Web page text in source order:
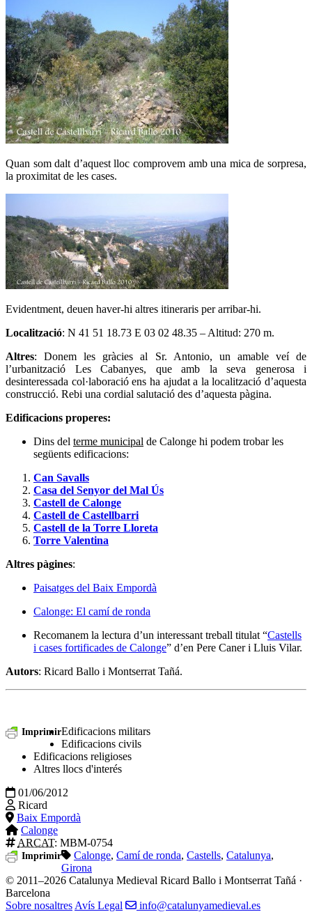
Quan som dalt d’aquest lloc comprovem amb una mica de sorpresa,
la proximitat de les cases.
Evidentment, deuen haver-hi altres itineraris per arribar-hi.
Localització: N 41 51 18.73 E 03 02 48.35 – Altitud: 270 m.
Altres: Donem les gràcies al Sr. Antonio, un amable veí de
l’urbanització Les Cabanyes, que amb la seva generosa i
desinteressada col·laboració ens ha ajudat a la localització d’aquesta
construcció. Rebi una cordial salutació des d’aquesta pàgina.
Edificacions properes:
Dins del terme municipal de Calonge hi podem trobar les
següents edificacions:
Can Savalls
Casa del Senyor del Mal Ús
Castell de Calonge
Castell de Castellbarri
Castell de la Torre Lloreta
Torre Valentina
Altres pàgines:
Paisatges del Baix Empordà
Calonge: El camí de ronda
Recomanem la lectura d’un interessant treball titulat “Castells
i cases fortificades de Calonge” d’en Pere Caner i Lluis Vilar.
Autors: Ricard Ballo i Montserrat Tañá.
ImprimirEdificacions militars
Edificacions civils
Edificacions religioses
Altres llocs d'interés
01/06/2012
Ricard
Baix Empordà
Calonge
ARCAT: MBM-0754
Imprimir Calonge, Camí de ronda, Castells, Catalunya,
Girona
© 2011–2026 Catalunya Medieval Ricard Ballo i Montserrat Tañá ·
Barcelona
Sobre nosaltres Avís Legal
info@catalunyamedieval.es